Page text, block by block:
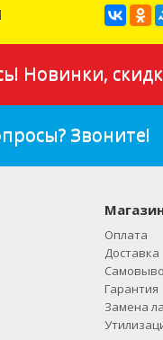
Новинки,
Звоните!
Оплата
Доставка
Гарантия
Замена